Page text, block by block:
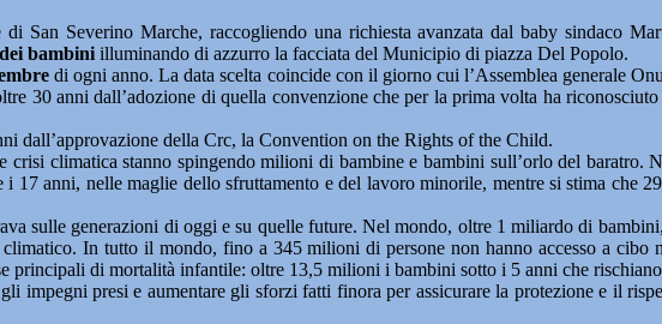
Severino Marche, raccogliendo una richiesta avanzata dal baby sindaco
bambini illuminando di azzurro la facciata del Municipio di piazza Del Popolo.
di ogni anno. La data scelta coincide con il giorno cui l’Assemblea generale
30 anni dall’adozione di quella convenzione che per la prima volta ha
dall’approvazione della Crc, la Convention on the Rights of the Child.
crisi climatica stanno spingendo milioni di bambine e bambini sull’orlo del
anni, nelle maglie dello sfruttamento e del lavoro minorile, mentre si stima che
sulle generazioni di oggi e su quelle future. Nel mondo, oltre 1 miliardo di
In tutto il mondo, fino a 345 milioni di persone non hanno accesso a cibo
principali di mortalità infantile: oltre 13,5 milioni i bambini sotto i 5 anni che
impegni presi e aumentare gli sforzi fatti finora per assicurare la protezione e il